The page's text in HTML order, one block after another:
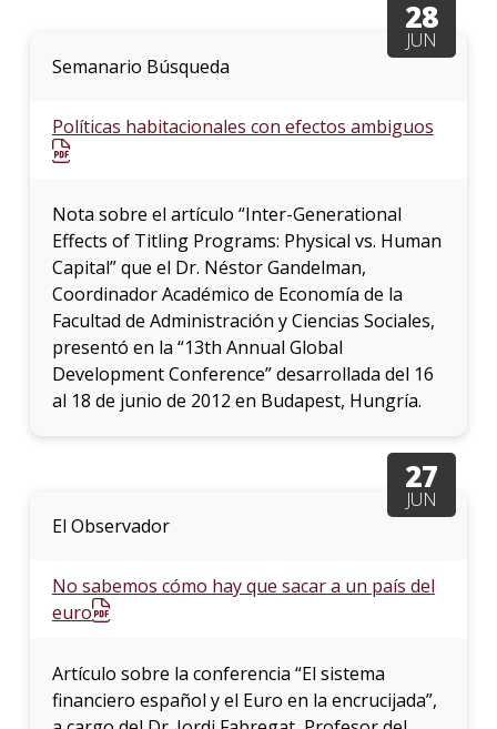
La
28
JUN
Semanario Búsqueda
Políticas habitacionales con efectos ambiguos
Nota sobre el artículo “Inter-Generational
Effects of Titling Programs: Physical vs. Human
Capital” que el Dr. Néstor Gandelman,
Coordinador Académico de Economía de la
Facultad de Administración y Ciencias Sociales,
presentó en la “13th Annual Global
Development Conference” desarrollada del 16
al 18 de junio de 2012 en Budapest, Hungría.
27
JUN
El Observador
No sabemos cómo hay que sacar a un país del
euro
Artículo sobre la conferencia “El sistema
financiero español y el Euro en la encrucijada”,